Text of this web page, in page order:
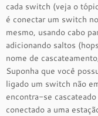
cada switch (veja o
é conectar um switch
mesmo, usando cabo
adicionando saltos
nome de
Suponha que você
ligado um switch não
encontra-se
conectado a uma